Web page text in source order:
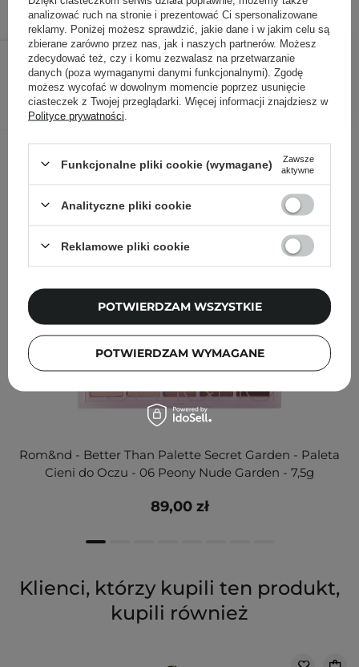
89,00 zł /szt.
DODAJ DO KOSZYKA
Rom&nd - Better Than Palette Secret Garden - Paleta
Cieni do Oczu - 06 Peony Nude Garden - 7,5g
89,00 zł
Klienci, którzy kupili ten produkt,
kupili również
analizować ruch na stronie i prezentować Ci spersonalizowane
reklamy. Poniżej możesz sprawdzić, jakie dane i w jakim celu są
zbierane zarówno przez nas, jak i naszych partnerów. Możesz
zdecydować też, czy i komu zezwalasz na przetwarzanie
danych (poza wymaganymi danymi funkcjonalnymi). Zgodę
możesz wycofać w dowolnym momencie poprzez usunięcie
ciasteczek z Twojej przeglądarki. Więcej informacji znajdziesz w
Polityce prywatności
Funkcjonalne pliki cookie (wymagane)
Zawsze
aktywne
Analityczne pliki cookie
Reklamowe pliki cookie
POTWIERDZAM WYMAGANE
POTWIERDZAM WSZYSTKIE